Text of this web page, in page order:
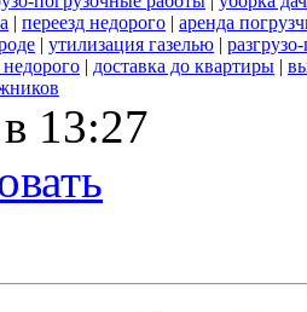
| переезд недорого | аренда
| утилизация газелью |
| доставка до квартиры |
13:27